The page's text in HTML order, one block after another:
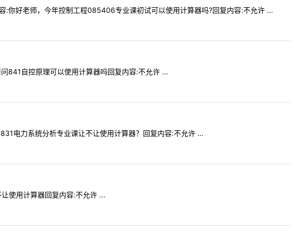
好老师，今年控制工程085406专业课初试可以使用计算器吗?回复内容:不允许 ...
自控原理可以使用计算器吗回复内容:不允许 ...
电力系统分析专业课让不让使用计算器？回复内容:不允许 ...
使用计算器回复内容:不允许 ...